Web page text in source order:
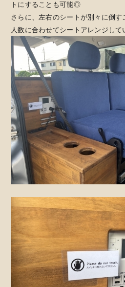
トにすることも可能◎
さらに、左右のシートが別々に倒
人数に合わせてシートアレンジして